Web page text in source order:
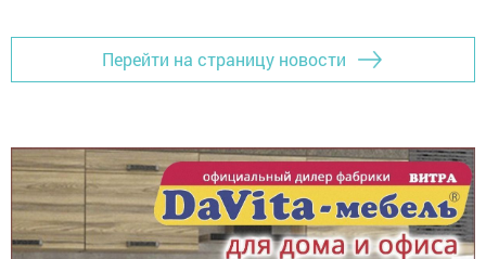
Перейти на страницу новости